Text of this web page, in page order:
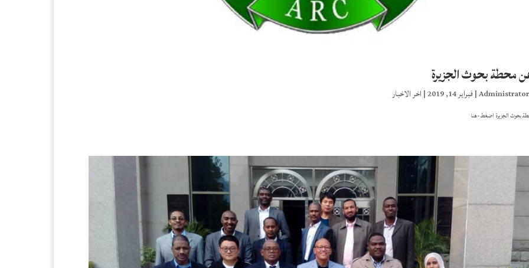
محطة بحوث الجزيرة
Administrator
|فبراير 14, 2019 |اخر الاخبار
بحوث الجزيرة اضغط-هنا